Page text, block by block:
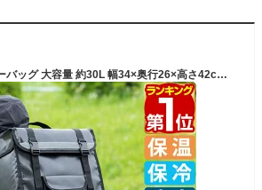
【楽天1位】デリバリーバッグ 大容量 約30L 幅34×奥行26×高さ42cm リュック バックバック 折りたたみ 保温/保冷/防水/二段 仕切り板/反射テープ/ポケット 宅配用 配達用 出前用 デリバリー用 宅配バッグ 保温バッグ デリバリーボックス 1年保証 ★[送料無料]